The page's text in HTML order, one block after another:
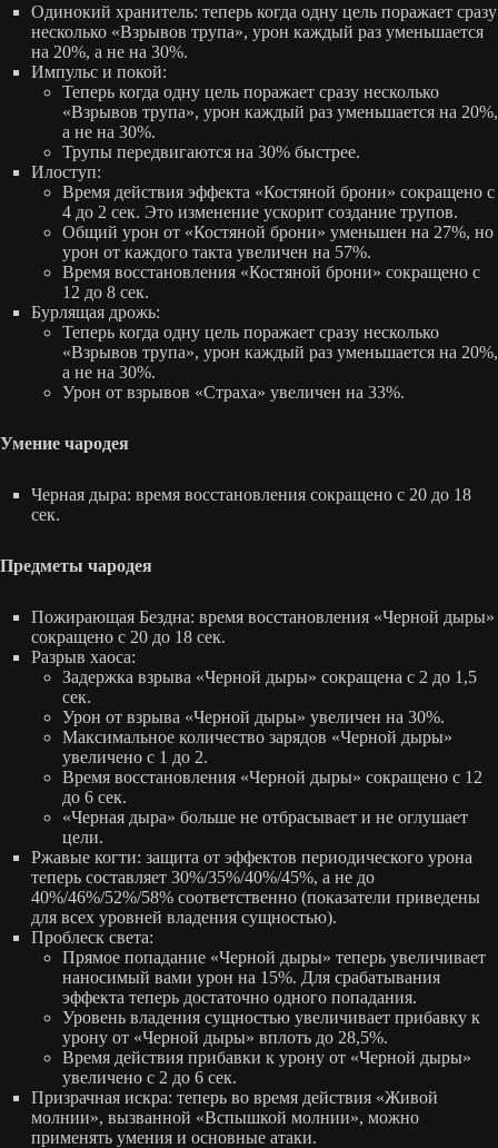
Одинокий хранитель: теперь когда одну цель поражает сразу
несколько «Взрывов трупа», урон каждый раз уменьшается
на 20%, а не на 30%.
Импульс и покой:
Теперь когда одну цель поражает сразу несколько
«Взрывов трупа», урон каждый раз уменьшается на 20%,
а не на 30%.
Трупы передвигаются на 30% быстрее.
Илоступ:
Время действия эффекта «Костяной брони» сокращено с
4 до 2 сек. Это изменение ускорит создание трупов.
Общий урон от «Костяной брони» уменьшен на 27%, но
урон от каждого такта увеличен на 57%.
Время восстановления «Костяной брони» сокращено с
12 до 8 сек.
Бурлящая дрожь:
Теперь когда одну цель поражает сразу несколько
«Взрывов трупа», урон каждый раз уменьшается на 20%,
а не на 30%.
Урон от взрывов «Страха» увеличен на 33%.
Умение чародея
Черная дыра: время восстановления сокращено с 20 до 18
сек.
Предметы чародея
Пожирающая Бездна: время восстановления «Черной дыры»
сокращено с 20 до 18 сек.
Разрыв хаоса:
Задержка взрыва «Черной дыры» сокращена с 2 до 1,5
сек.
Урон от взрыва «Черной дыры» увеличен на 30%.
Максимальное количество зарядов «Черной дыры»
увеличено с 1 до 2.
Время восстановления «Черной дыры» сокращено с 12
до 6 сек.
«Черная дыра» больше не отбрасывает и не оглушает
цели.
Ржавые когти: защита от эффектов периодического урона
теперь составляет 30%/35%/40%/45%, а не до
40%/46%/52%/58% соответственно (показатели приведены
для всех уровней владения сущностью).
Проблеск света:
Прямое попадание «Черной дыры» теперь увеличивает
наносимый вами урон на 15%. Для срабатывания
эффекта теперь достаточно одного попадания.
Уровень владения сущностью увеличивает прибавку к
урону от «Черной дыры» вплоть до 28,5%.
Время действия прибавки к урону от «Черной дыры»
увеличено с 2 до 6 сек.
Призрачная искра: теперь во время действия «Живой
молнии», вызванной «Вспышкой молнии», можно
применять умения и основные атаки.